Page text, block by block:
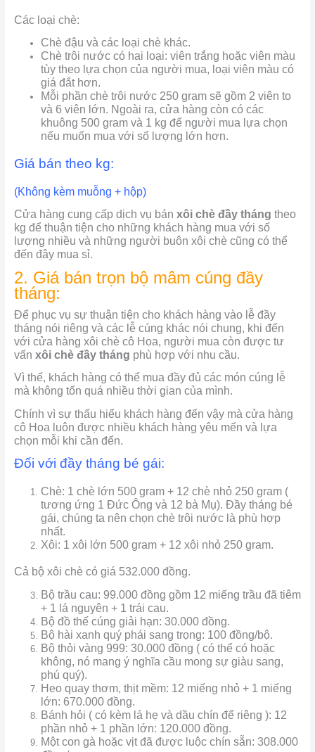
Các loại chè:
Chè đậu và các loại chè khác.
Chè trôi nước có hai loại: viên trắng hoặc viên màu
tùy theo lựa chọn của người mua, loại viên màu có
giá đắt hơn.
Mỗi phần chè trôi nước 250 gram sẽ gồm 2 viên to
và 6 viên lớn. Ngoài ra, cửa hàng còn có các
khuông 500 gram và 1 kg để người mua lựa chọn
nếu muốn mua với số lượng lớn hơn.
Giá bán theo kg:
(Không kèm muỗng + hộp)
Cửa hàng cung cấp dịch vụ bán xôi chè đầy tháng theo
kg để thuận tiện cho những khách hàng mua với số
lượng nhiều và những người buôn xôi chè cũng có thể
đến đây mua sỉ.
2. Giá bán trọn bộ mâm cúng đầy
tháng:
Để phục vụ sự thuận tiện cho khách hàng vào lễ đầy
tháng nói riêng và các lễ cúng khác nói chung, khi đến
với cửa hàng xôi chè cô Hoa, người mua còn được tư
vấn xôi chè đầy tháng phù hợp với nhu cầu.
Vì thế, khách hàng có thể mua đầy đủ các món cúng lễ
mà không tốn quá nhiều thời gian của mình.
Chính vì sự thấu hiểu khách hàng đến vậy mà cửa hàng
cô Hoa luôn được nhiều khách hàng yêu mến và lựa
chọn mỗi khi cần đến.
Đối với đầy tháng bé gái:
Chè: 1 chè lớn 500 gram + 12 chè nhỏ 250 gram (
tương ứng 1 Đức Ông và 12 bà Mụ). Đầy tháng bé
gái, chúng ta nên chọn chè trôi nước là phù hợp
nhất.
Xôi: 1 xôi lớn 500 gram + 12 xôi nhỏ 250 gram.
Cả bộ xôi chè có giá 532.000 đồng.
Bộ trầu cau: 99.000 đồng gồm 12 miếng trầu đã tiêm
+ 1 lá nguyên + 1 trái cau.
Bộ đồ thế cúng giải hạn: 30.000 đồng.
Bộ hài xanh quý phái sang trọng: 100 đồng/bộ.
Bộ thỏi vàng 999: 30.000 đồng ( có thể có hoặc
không, nó mang ý nghĩa cầu mong sự giàu sang,
phú quý).
Heo quay thơm, thịt mềm: 12 miếng nhỏ + 1 miếng
lớn: 670.000 đồng.
Bánh hỏi ( có kèm lá hẹ và dầu chín để riêng ): 12
phần nhỏ + 1 phần lớn: 120.000 đồng.
Một con gà hoặc vịt đã được luộc chín sẵn: 308.000